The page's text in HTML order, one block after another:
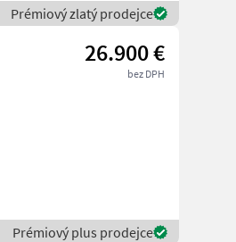
Prémiový zlatý prodejce
26.900 €
bez DPH
Prémiový plus prodejce